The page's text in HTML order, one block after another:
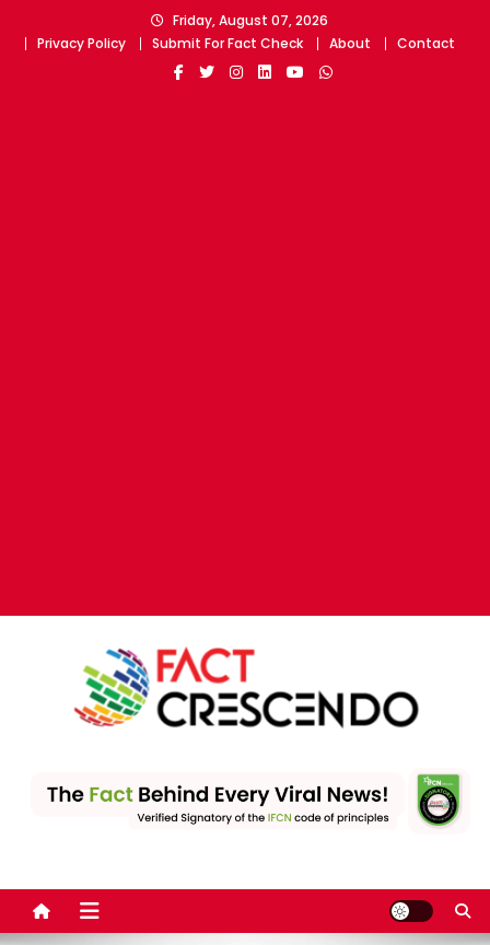
Friday, August 07, 2026
Privacy Policy
Submit For Fact Check About Contact
leading fact-checking